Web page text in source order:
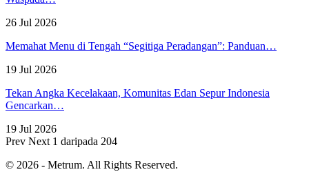
26 Jul 2026
Memahat Menu di Tengah “Segitiga Peradangan”: Panduan…
19 Jul 2026
Tekan Angka Kecelakaan, Komunitas Edan Sepur Indonesia
Gencarkan…
19 Jul 2026
Prev Next 1 daripada 204
© 2026 - Metrum. All Rights Reserved.